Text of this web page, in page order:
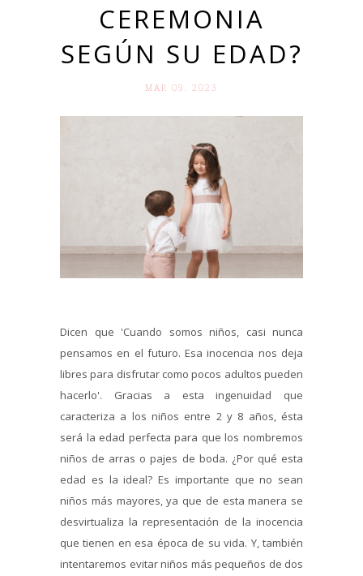
CEREMONIA
SEGÚN SU EDAD?
MAR 09. 2023
Dicen que 'Cuando somos niños, casi nunca
pensamos en el futuro. Esa inocencia nos deja
libres para disfrutar como pocos adultos pueden
hacerlo'. Gracias a esta ingenuidad que
caracteriza a los niños entre 2 y 8 años, ésta
será la edad perfecta para que los nombremos
niños de arras o pajes de boda. ¿Por qué esta
edad es la ideal? Es importante que no sean
niños más mayores, ya que de esta manera se
desvirtualiza la representación de la inocencia
que tienen en esa época de su vida. Y, también
intentaremos evitar niños más pequeños de dos